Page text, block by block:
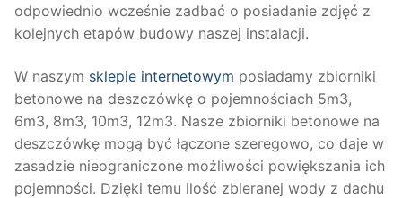
odpowiednio wcześnie zadbać o posiadanie zdjęć z
kolejnych etapów budowy naszej instalacji.
W naszym sklepie internetowym posiadamy zbiorniki
betonowe na deszczówkę o pojemnościach 5m3,
6m3, 8m3, 10m3, 12m3. Nasze zbiorniki betonowe na
deszczówkę mogą być łączone szeregowo, co daje w
zasadzie nieograniczone możliwości powiększania ich
pojemności. Dzięki temu ilość zbieranej wody z dachu